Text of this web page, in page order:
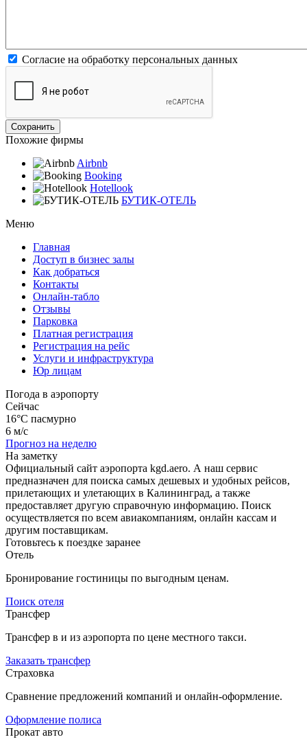
Согласие на обработку персональных данных
Похожие фирмы
Airbnb
Booking
Hotellook
БУТИК-ОТЕЛЬ
Меню
Главная
Доступ в бизнес залы
Как добраться
Контакты
Онлайн-табло
Отзывы
Парковка
Платная регистрация
Регистрация на рейс
Услуги и инфраструктура
Юр лицам
Погода в аэропорту
Сейчас
16°C пасмурно
6 м/с
Прогноз на неделю
На заметку
Официальный сайт аэропорта kgd.aero. А наш сервис
предназначен для поиска самых дешевых и удобных рейсов,
прилетающих и улетающих в Калининград, а также
предоставляет другую справочную информацию. Поиск
осуществляется по всем авиакомпаниям, онлайн кассам и
другим поставщикам.
Готовьтесь к поездке заранее
Отель
Бронирование гостиницы по выгодным ценам.
Поиск отеля
Трансфер
Трансфер в и из аэропорта по цене местного такси.
Заказать трансфер
Страховка
Сравнение предложений компаний и онлайн-оформление.
Оформление полиса
Прокат авто